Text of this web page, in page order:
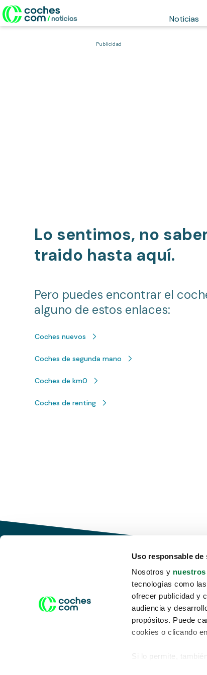
Uso responsable de
Nosotros y
tecnologías como
ofrecer publicidad y
audiencia y
propósitos. Puede
cookies o clicando
Si lo permite,
Noticias
Publicidad
Lo sentimos, no
traido hasta aquí.
Pero puedes encontrar el
alguno de estos enlaces:
Coches nuevos
Coches de segunda mano
Coches de km0
Coches de renting
Conduce tu futuro,
desata tu movilidad